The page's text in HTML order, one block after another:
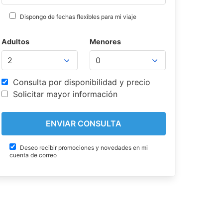
Dispongo de fechas flexibles para mi viaje
Adultos Menores
Consulta por disponibilidad y precio
Solicitar mayor información
Deseo recibir promociones y novedades en mi
cuenta de correo